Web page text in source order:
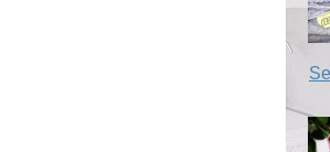
13
15